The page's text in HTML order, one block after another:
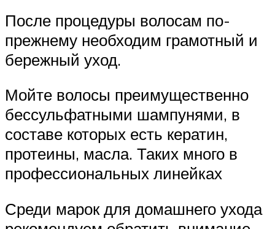
После процедуры волосам по-
прежнему необходим грамотный и
бережный уход.
Мойте волосы преимущественно
бессульфатными шампунями, в
составе которых есть кератин,
протеины, масла. Таких много в
профессиональных линейках
Среди марок для домашнего ухода